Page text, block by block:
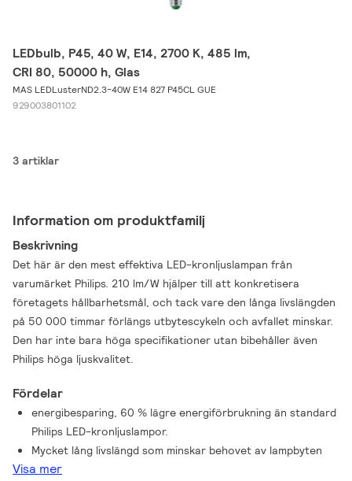
LEDbulb, P45, 40 W, E14, 2700 K, 485 lm,
CRI 80, 50000 h, Glas
MAS LEDLusterND2.3-40W E14 827 P45CL GUE
929003801102
3 artiklar
Information om produktfamilj
Beskrivning
Det här är den mest effektiva LED-kronljuslampan från
varumärket Philips. 210 lm/W hjälper till att konkretisera
företagets hållbarhetsmål, och tack vare den långa livslängden
på 50 000 timmar förlängs utbytescykeln och avfallet minskar.
Den har inte bara höga specifikationer utan bibehåller även
Philips höga ljuskvalitet.
Fördelar
energibesparing, 60 % lägre energiförbrukning än standard
Philips LED-kronljuslampor.
Mycket lång livslängd som minskar behovet av lampbyten
Visa mer